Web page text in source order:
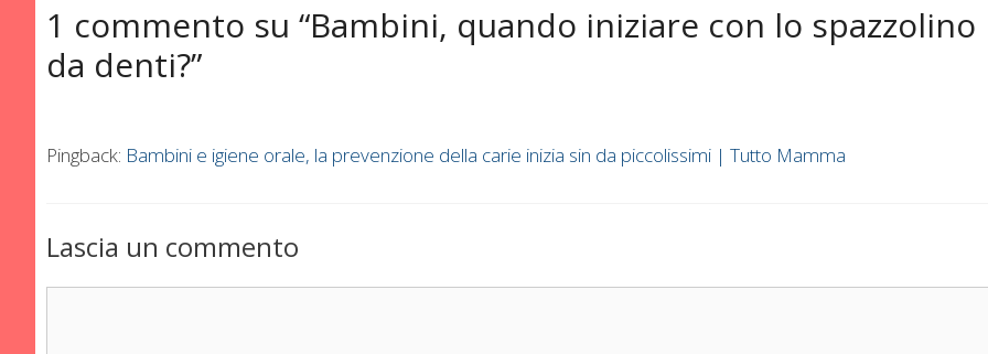
1 commento su “Bambini, quando iniziare con lo spazzolino
da denti?”
Pingback: Bambini e igiene orale, la prevenzione della carie inizia sin da piccolissimi | Tutto Mamma
Lascia un commento